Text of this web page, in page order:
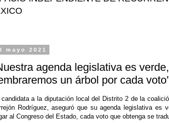
mayo 2021
agenda legislativa es
un árbol por cada
candidata a la diputación local del Distrito 2 de la
Rodríguez, aseguró que su agenda legislativa es
al Congreso del Estado, cada voto que obtenga se